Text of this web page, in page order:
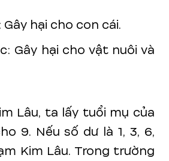
Gây hại cho con cái.
Gây hại cho vật nuôi và
Lâu, ta lấy tuổi mụ của
9. Nếu số dư là 1, 3, 6,
Kim Lâu. Trong trường